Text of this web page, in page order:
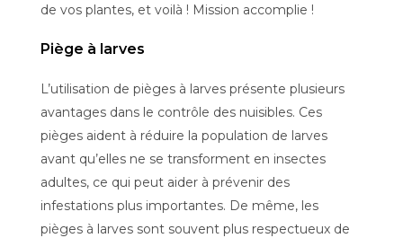
de vos plantes, et voilà ! Mission accomplie !
Piège à larves
L’utilisation de pièges à larves présente plusieurs
avantages dans le contrôle des nuisibles. Ces
pièges aident à réduire la population de larves
avant qu’elles ne se transforment en insectes
adultes, ce qui peut aider à prévenir des
infestations plus importantes. De même, les
pièges à larves sont souvent plus respectueux de